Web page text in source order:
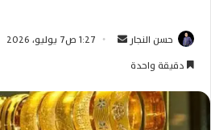
حسن النجار
ل
ب
1:27 ص7 يوليو، 2026
دقيقة واحدة